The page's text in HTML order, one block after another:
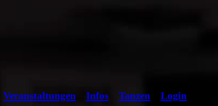
Veranstaltungen Infos Tanzen Login